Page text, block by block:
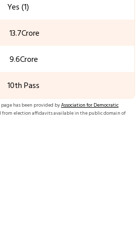
Yes (1)
₹ 13.7Crore
₹ 9.6Crore
10th Pass
has been provided byAssociation for Democratic
from election affidavits available in the public domain of